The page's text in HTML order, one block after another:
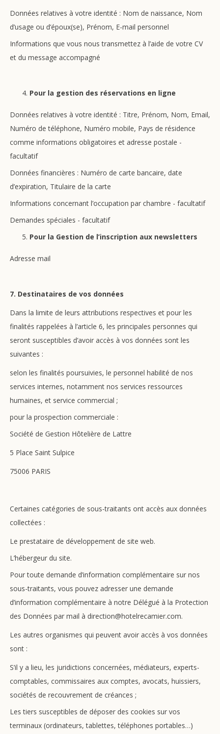
Données relatives à votre identité : Nom de naissance, Nom
d’usage ou d’époux(se), Prénom, E-mail personnel
Informations que vous nous transmettez à l’aide de votre CV
et du message accompagné
Pour la gestion des réservations en ligne
Données relatives à votre identité : Titre, Prénom, Nom, Email,
Numéro de téléphone, Numéro mobile, Pays de résidence
comme informations obligatoires et adresse postale -
facultatif
Données financières : Numéro de carte bancaire, date
d’expiration, Titulaire de la carte
Informations concernant l’occupation par chambre - facultatif
Demandes spéciales - facultatif
Pour la Gestion de l’inscription aux newsletters
Adresse mail
7. Destinataires de vos données
Dans la limite de leurs attributions respectives et pour les
finalités rappelées à l’article 6, les principales personnes qui
seront susceptibles d’avoir accès à vos données sont les
suivantes :
selon les finalités poursuivies, le personnel habilité de nos
services internes, notamment nos services ressources
humaines, et service commercial ;
pour la prospection commerciale :
Société de Gestion Hôtelière de Lattre
5 Place Saint Sulpice
75006 PARIS
Certaines catégories de sous-traitants ont accès aux données
collectées :
Le prestataire de développement de site web.
L’hébergeur du site.
Pour toute demande d’information complémentaire sur nos
sous-traitants, vous pouvez adresser une demande
d’information complémentaire à notre Délégué à la Protection
des Données par mail à direction@hotelrecamier.com.
Les autres organismes qui peuvent avoir accès à vos données
sont :
S’il y a lieu, les juridictions concernées, médiateurs, experts-
comptables, commissaires aux comptes, avocats, huissiers,
sociétés de recouvrement de créances ;
Les tiers susceptibles de déposer des cookies sur vos
terminaux (ordinateurs, tablettes, téléphones portables…)